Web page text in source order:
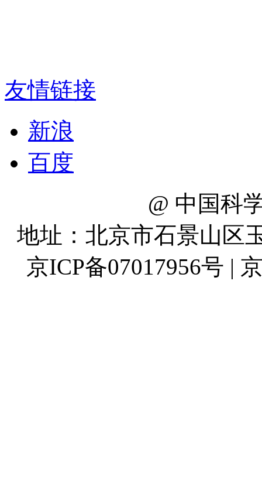
友情链接
新浪
百度
@ 中国科
地址：北京市石景山区
京ICP备07017956号 |